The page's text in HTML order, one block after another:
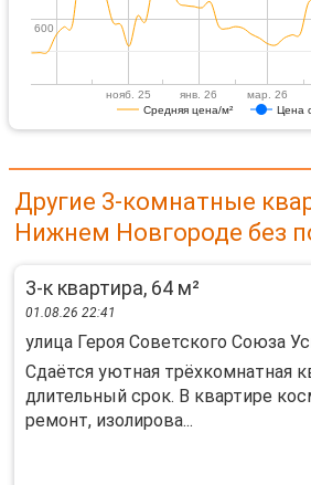
Средняя цена/м² Цена
нояб. 25 янв. 26 мар. 26
600
600
Другие 3-комнатные
Нижнем Новгороде без
3-к квартира, 64 м²
01.08.26 22:41
улица Героя Советского Союза
Сдаётся уютная трёхкомнатная
длительный срок. В квартире
ремонт, изолирова...